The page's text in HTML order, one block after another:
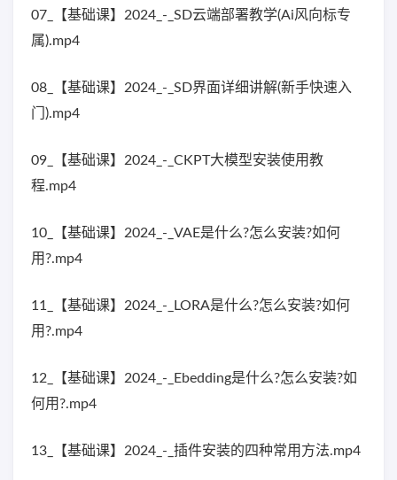
07_【基础课】2024_-_SD云端部署教学(Ai风向标专
属).mp4
08_【基础课】2024_-_SD界面详细讲解(新手快速入
门).mp4
09_【基础课】2024_-_CKPT大模型安装使用教
程.mp4
10_【基础课】2024_-_VAE是什么?怎么安装?如何
用?.mp4
11_【基础课】2024_-_LORA是什么?怎么安装?如何
用?.mp4
12_【基础课】2024_-_Ebedding是什么?怎么安装?如
何用?.mp4
13_【基础课】2024_-_插件安装的四种常用方法.mp4